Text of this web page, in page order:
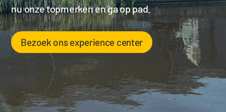
nu onze topmerken en ga op pad.
Bezoek ons experience center